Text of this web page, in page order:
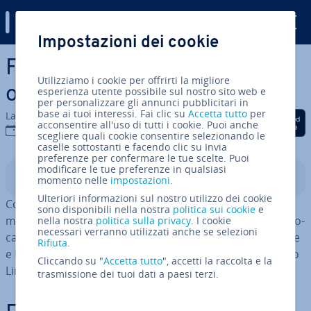
Vai al contenuto prin­ci­pa­le
Frozen Flame: creare e
ospitare un server dedicato
La redazione di IONOS
25 ott 2023
Condividi via Facebook
Condividi via Twitter
Condividi via
Indice
Con un server dedicato per Frozen Flame, avrai la
massima libertà nel pro­get­ta­re le tue avventure mul­ti­gio­
ca­to­re in Arcana. Tutto ciò che ti serve per l’in­stal­la­zio­ne
e la con­fi­gu­ra­zio­ne è un hardware adeguato, Windows o
Linux e il client a riga di comando SteamCMD.
Impostazioni dei cookie
Utilizziamo i cookie per offrirti la migliore
esperienza utente possibile sul nostro sito web e
per personalizzare gli annunci pubblicitari in
base ai tuoi interessi. Fai clic suAccetta tutto per
acconsentire all'uso di tutti i cookie. Puoi anche
scegliere quali cookie consentire selezionando le
caselle sottostanti e facendo clic su Invia
preferenze per confermare le tue scelte. Puoi
modificare le tue preferenze in qualsiasi
momento nelle impostazioni.
Ulteriori informazioni sul nostro utilizzo dei cookie
sono disponibili nella nostra politica sui cookie e
nella nostra politica sulla privacy. I cookie
necessari verranno utilizzati anche se selezioni
Rifiuta.
Cliccando su "Accetta tutto", accetti la raccolta e la
trasmissione dei tuoi dati a paesi terzi.